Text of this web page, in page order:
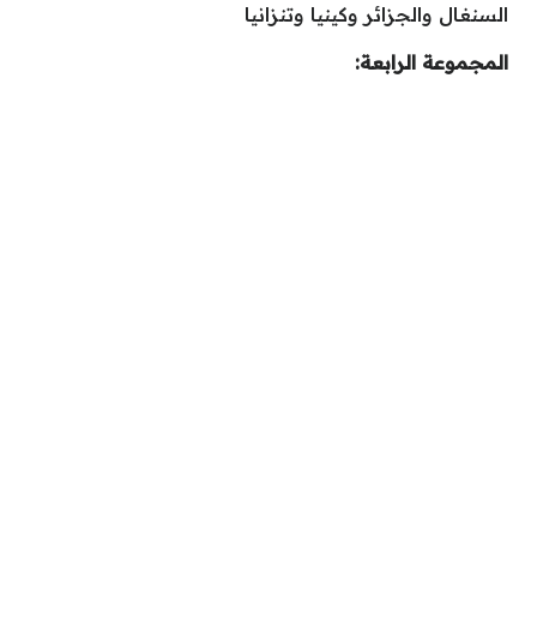
السنغال والجزائر وكينيا وتنزانيا
المجموعة الرابعة: